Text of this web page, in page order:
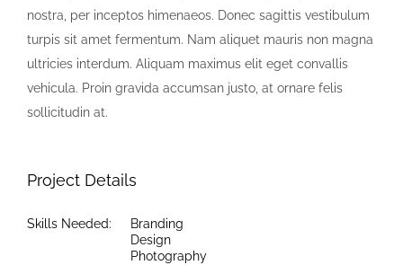
nostra, per inceptos himenaeos. Donec sagittis vestibulum
turpis sit amet fermentum. Nam aliquet mauris non magna
ultricies interdum. Aliquam maximus elit eget convallis
vehicula. Proin gravida accumsan justo, at ornare felis
sollicitudin at.
Project Details
Skills Needed:
Branding
Design
Photography